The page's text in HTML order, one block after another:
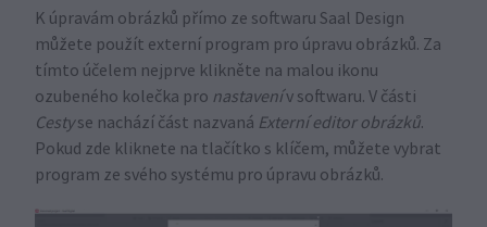
K úpravám obrázků přímo ze softwaru Saal Design
můžete použít externí program pro úpravu obrázků. Za
tímto účelem nejprve klikněte na malou ikonu
ozubeného kolečka pro nastavenív softwaru. V části
Cestyse nachází část nazvaná Externí editor obrázků.
Pokud zde kliknete na tlačítko s klíčem, můžete vybrat
program ze svého systému pro úpravu obrázků.